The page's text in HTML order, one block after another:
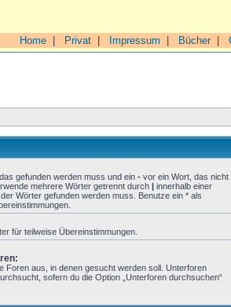
Home Privat Impressum Bücher|
gefunden werden muss und ein - vor ein Wort, das nicht
mehrere Wörter getrennt durch | innerhalb einer
Wörter gefunden werden muss. Benutze ein * als
für teilweise Übereinstimmungen.
Foren aus, in denen gesucht werden soll. Unterforen
sofern du die Option „Unterforen durchsuchen“